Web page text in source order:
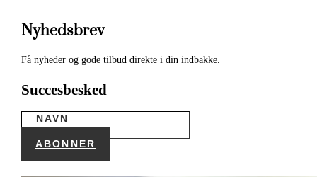
Nyhedsbrev
Få nyheder og gode tilbud direkte i din indbakke.
Succesbesked
ABONNER